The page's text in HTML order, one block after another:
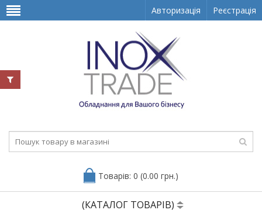
Авторизація Реєстрація
Товарів: 0 (0.00 грн.)
(КАТАЛОГ ТОВАРІВ)